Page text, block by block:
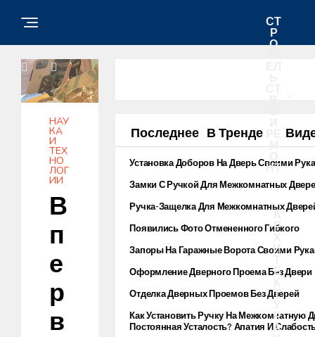
СТ
Р
О
М
НТ
Р
И
Е
Т
Р
А
НАУ
КА
И
ТЕХ
НО
ЛОГ
ИИ
В
П
Е
Р
В
Последнее В Тренде
Установка Доборов На Дверь Своими
Замки С Ручкой Для Межкомнатных
Ручка-Защелка Для Межкомнатных
Появились Фото Отмененного Гибкого
Запоры На Гаражные Ворота Своими
Оформление Дверного Проема Без Двери
Отделка Дверных Проемов Без Дверей
Как Установить Ручку На Межкомнатную
Постоянная Усталость? Апатия И